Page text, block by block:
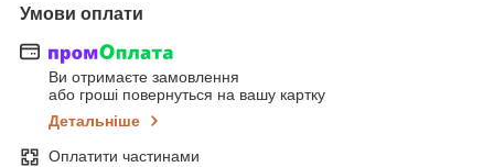
Умови оплати
Ви отримаєте замовлення
або гроші повернуться на вашу картку
Детальніше
Оплатити частинами